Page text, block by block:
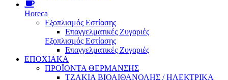
Horeca
Εξοπλισμός Εστίασης
Επαγγελματικές Ζυγαριές
Εξοπλισμός Εστίασης
Επαγγελματικές Ζυγαριές
ΕΠΟΧΙΑΚΑ
ΠΡΟΪΟΝΤΑ ΘΕΡΜΑΝΣΗΣ
ΤΖΑΚΙΑ ΒΙΟΑΙΘΑΝΟΛΗΣ / ΗΛΕΚΤΡΙΚΑ